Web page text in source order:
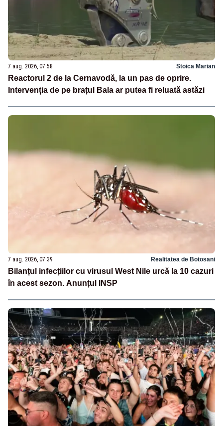
7 aug. 2026, 07:58 Stoica Marian
Reactorul 2 de la Cernavodă, la un pas de oprire.
Intervenția de pe brațul Bala ar putea fi reluată astăzi
7 aug. 2026, 07:39 Realitatea de Botosani
Bilanțul infecțiilor cu virusul West Nile urcă la 10 cazuri
în acest sezon. Anunțul INSP